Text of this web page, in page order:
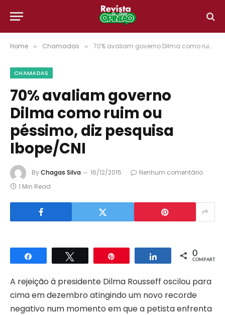
Home » Chamadas » 70% avaliam governo Dilma como ruim ou péssimo, diz pesquisa Ibope/CNI
CHAMADAS
70% avaliam governo
Dilma como ruim ou
péssimo, diz pesquisa
Ibope/CNI
ByChagas Silva 16/12/2015
Nenhum comentário
1 Min Read
Compartilhar Compartilhar
0
COMPART.
A rejeição à presidente Dilma Rousseff oscilou para
cima em dezembro atingindo um novo recorde
negativo num momento em que a petista enfrenta